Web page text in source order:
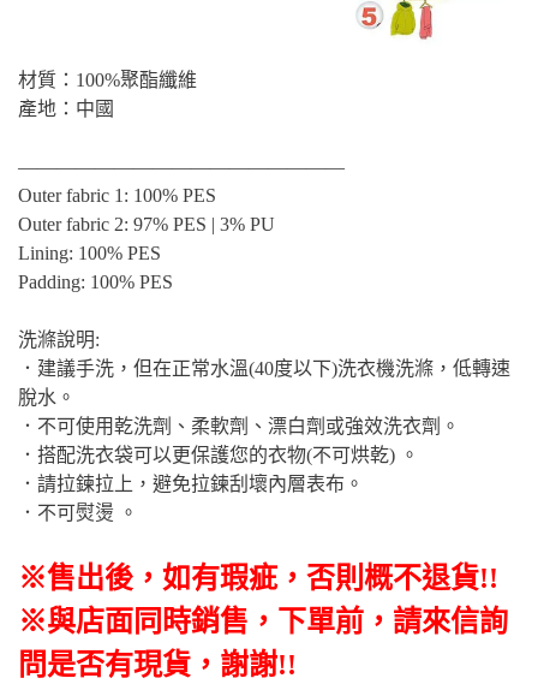
材質：100%聚酯纖維
產地：中國
—————————————————
Outer fabric 1: 100% PES
Outer fabric 2: 97% PES | 3% PU
Lining: 100% PES
Padding: 100% PES
洗滌說明:
．建議手洗，但在正常水溫(40度以下)洗衣機洗滌，低轉速
脫水。
．不可使用乾洗劑、柔軟劑、漂白劑或強效洗衣劑。
．搭配洗衣袋可以更保護您的衣物(不可烘乾) 。
．請拉鍊拉上，避免拉鍊刮壞內層表布。
．不可熨燙 。
※售出後 ，如有瑕疵 ，否則概不退貨!!
※與店面同時銷售 ， 下單前 ， 請來信詢
問是否有現貨，謝謝!!